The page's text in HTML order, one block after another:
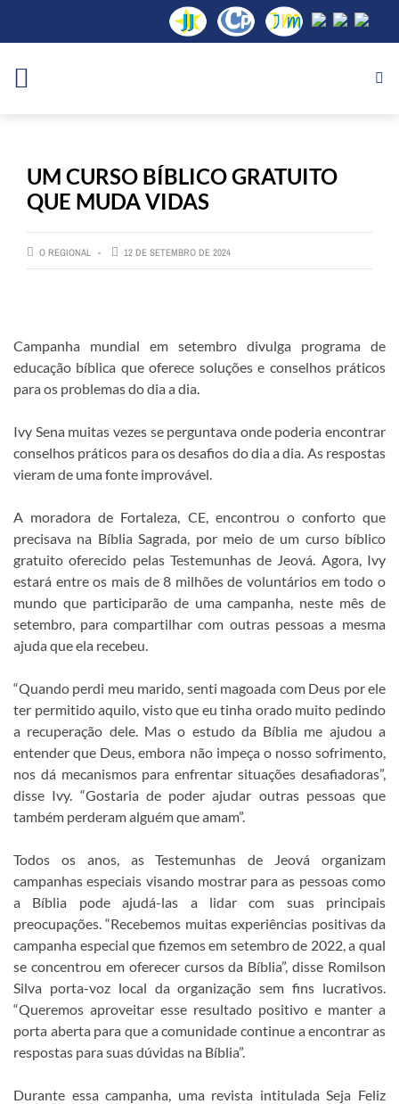
UM CURSO BÍBLICO GRATUITO
QUE MUDA VIDAS
O REGIONAL 12 DE SETEMBRO DE 2024
Campanha mundial em setembro divulga programa de
educação bíblica que oferece soluções e conselhos práticos
para os problemas do dia a dia.
Ivy Sena muitas vezes se perguntava onde poderia encontrar
conselhos práticos para os desafios do dia a dia. As respostas
vieram de uma fonte improvável.
A moradora de Fortaleza, CE, encontrou o conforto que
precisava na Bíblia Sagrada, por meio de um curso bíblico
gratuito oferecido pelas Testemunhas de Jeová. Agora, Ivy
estará entre os mais de 8 milhões de voluntários em todo o
mundo que participarão de uma campanha, neste mês de
setembro, para compartilhar com outras pessoas a mesma
ajuda que ela recebeu.
“Quando perdi meu marido, senti magoada com Deus por ele
ter permitido aquilo, visto que eu tinha orado muito pedindo
a recuperação dele. Mas o estudo da Bíblia me ajudou a
entender que Deus, embora não impeça o nosso sofrimento,
nos dá mecanismos para enfrentar situações desafiadoras”,
disse Ivy. “Gostaria de poder ajudar outras pessoas que
também perderam alguém que amam”.
Todos os anos, as Testemunhas de Jeová organizam
campanhas especiais visando mostrar para as pessoas como
a Bíblia pode ajudá-las a lidar com suas principais
preocupações. “Recebemos muitas experiências positivas da
campanha especial que fizemos em setembro de 2022, a qual
se concentrou em oferecer cursos da Bíblia”, disse Romilson
Silva porta-voz local da organização sem fins lucrativos.
“Queremos aproveitar esse resultado positivo e manter a
porta aberta para que a comunidade continue a encontrar as
respostas para suas dúvidas na Bíblia”.
Durante essa campanha, uma revista intitulada Seja Feliz